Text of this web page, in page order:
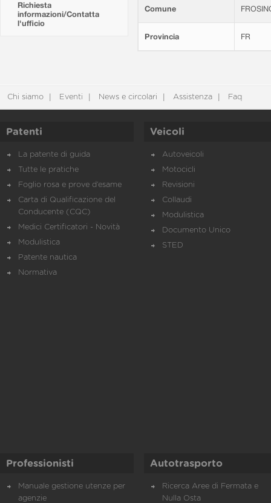
Richiesta
informazioni/Contatta
l'ufficio
Comune
Provincia FR
Chi siamo Eventi News e circolari Assistenza Faq
Patenti
La patente di guida
Tutte le pratiche
Foglio rosa e prove d’esame
Carta di Qualificazione del
Conducente (CQC)
Medici Certificatori - Novità
Modulistica
Patente nautica
Normativa
Veicoli
Autoveicoli
Motocicli
Revisioni
Collaudi
Modulistica
Documento Unico
STED
Professionisti
Manuale gestione utenze per
agenzie
Autotrasporto
Ricerca Aree di Fermata e
Nulla Osta